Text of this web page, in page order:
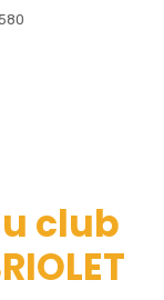
club